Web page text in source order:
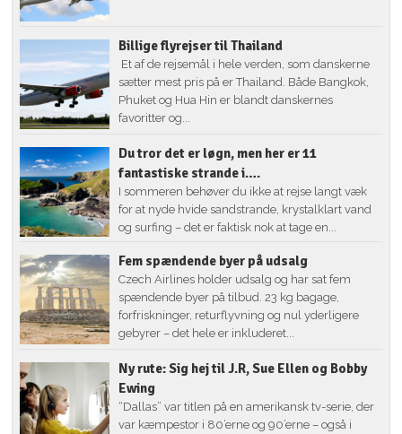
Billige flyrejser til Thailand
Et af de rejsemål i hele verden, som danskerne
sætter mest pris på er Thailand. Både Bangkok,
Phuket og Hua Hin er blandt danskernes
favoritter og...
Du tror det er løgn, men her er 11
fantastiske strande i….
I sommeren behøver du ikke at rejse langt væk
for at nyde hvide sandstrande, krystalklart vand
og surfing – det er faktisk nok at tage en...
Fem spændende byer på udsalg
Czech Airlines holder udsalg og har sat fem
spændende byer på tilbud. 23 kg bagage,
forfriskninger, returflyvning og nul yderligere
gebyrer – det hele er inkluderet...
Ny rute: Sig hej til J.R, Sue Ellen og Bobby
Ewing
“Dallas” var titlen på en amerikansk tv-serie, der
var kæmpestor i 80’erne og 90’erne – også i